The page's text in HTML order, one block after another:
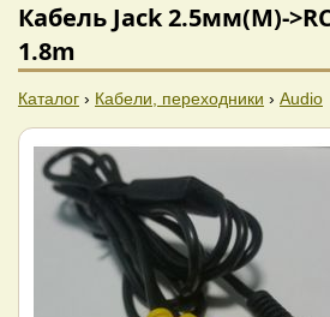
Кабель Jack 2.5мм(M)-
1.8m
Каталог › Кабели, переходники › Audio